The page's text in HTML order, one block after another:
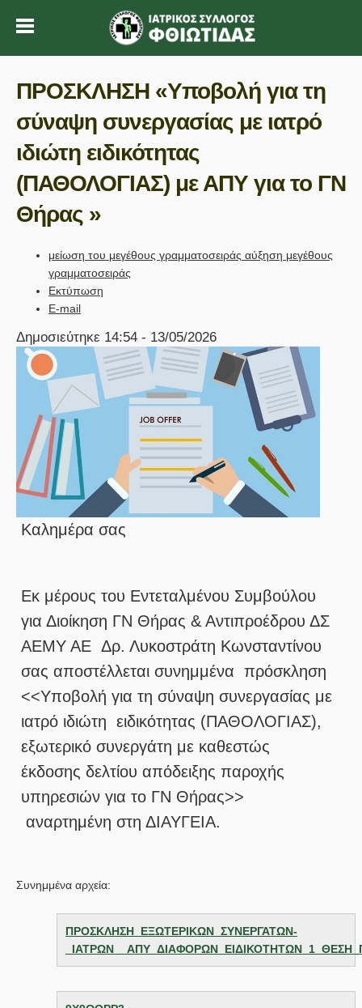
ΠΡΟΣΚΛΗΣΗ «Υποβολή για τη
σύναψη συνεργασίας με ιατρό
ιδιώτη ειδικότητας
(ΠΑΘΟΛΟΓΙΑΣ) με ΑΠΥ για το ΓΝ
Θήρας »
μείωση του μεγέθους γραμματοσειράς αύξηση μεγέθους
γραμματοσειράς
Εκτύπωση
E-mail
Δημοσιεύτηκε 14:54 - 13/05/2026
Καλημέρα σας
Εκ μέρους του Εντεταλμένου Συμβούλου
για Διοίκηση ΓΝ Θήρας & Αντιπροέδρου ΔΣ
ΑΕΜΥ ΑΕ Δρ. Λυκοστράτη Κωνσταντίνου
σας αποστέλλεται συνημμένα πρόσκληση
<<Υποβολή για τη σύναψη συνεργασίας με
ιατρό ιδιώτη ειδικότητας (ΠΑΘΟΛΟΓΙΑΣ),
εξωτερικό συνεργάτη με καθεστώς
έκδοσης δελτίου απόδειξης παροχής
υπηρεσιών για το ΓΝ Θήρας>>
αναρτημένη στη ΔΙΑΥΓΕΙΑ.
Συνημμένα αρχεία:
ΠΡΟΣΚΛΗΣΗ_ΕΞΩΤΕΡΙΚΩΝ_ΣΥΝΕΡΓΑΤΩΝ-